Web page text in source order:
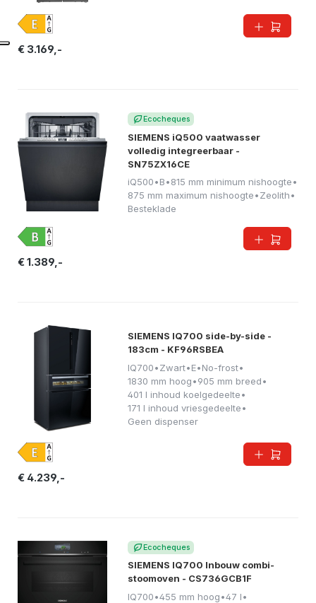
€ 3.169,-
Ecocheques
SIEMENS iQ500 vaatwasser
volledig integreerbaar -
SN75ZX16CE
iQ500•B•815 mm minimum nishoogte•
875 mm maximum nishoogte•Zeolith•
Besteklade
€ 1.389,-
SIEMENS IQ700 side-by-side -
183cm - KF96RSBEA
IQ700•Zwart•E•No-frost•
1830 mm hoog•905 mm breed•
401 l inhoud koelgedeelte•
171 l inhoud vriesgedeelte•
Geen dispenser
€ 4.239,-
Ecocheques
SIEMENS IQ700 Inbouw combi-
stoomoven - CS736GCB1F
IQ700•455 mm hoog•47 l•